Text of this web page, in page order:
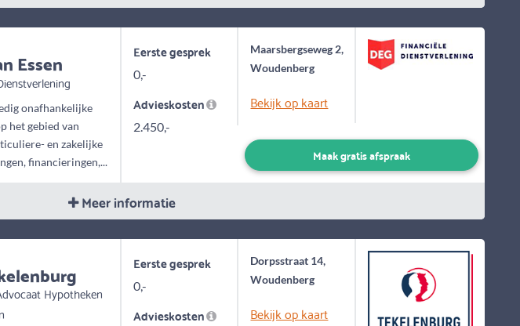
Essen
onafhankelijke
het gebied van
en zakelijke
financieringen,...
Eerste gesprek
0,-
Advieskosten
2.450,-
Maarsbergseweg 2,
Woudenberg
Bekijk op kaart
Maak gratis afspraak
Meer informatie
Hypotheken
Eerste gesprek
0,-
Advieskosten
Dorpsstraat 14,
Woudenberg
Bekijk op kaart